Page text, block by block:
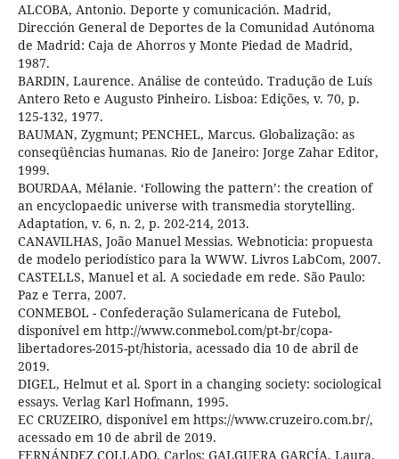
ALCOBA, Antonio. Deporte y comunicación. Madrid,
Dirección General de Deportes de la Comunidad Autónoma
de Madrid: Caja de Ahorros y Monte Piedad de Madrid,
1987.
BARDIN, Laurence. Análise de conteúdo. Tradução de Luís
Antero Reto e Augusto Pinheiro. Lisboa: Edições, v. 70, p.
125-132, 1977.
BAUMAN, Zygmunt; PENCHEL, Marcus. Globalização: as
conseqüências humanas. Rio de Janeiro: Jorge Zahar Editor,
1999.
BOURDAA, Mélanie. ‘Following the pattern’: the creation of
an encyclopaedic universe with transmedia storytelling.
Adaptation, v. 6, n. 2, p. 202-214, 2013.
CANAVILHAS, João Manuel Messias. Webnoticia: propuesta
de modelo periodístico para la WWW. Livros LabCom, 2007.
CASTELLS, Manuel et al. A sociedade em rede. São Paulo:
Paz e Terra, 2007.
CONMEBOL - Confederação Sulamericana de Futebol,
disponível em http://www.conmebol.com/pt-br/copa-
libertadores-2015-pt/historia, acessado dia 10 de abril de
2019.
DIGEL, Helmut et al. Sport in a changing society: sociological
essays. Verlag Karl Hofmann, 1995.
EC CRUZEIRO, disponível em https://www.cruzeiro.com.br/,
acessado em 10 de abril de 2019.
FERNÁNDEZ COLLADO, Carlos; GALGUERA GARCÍA, Laura.